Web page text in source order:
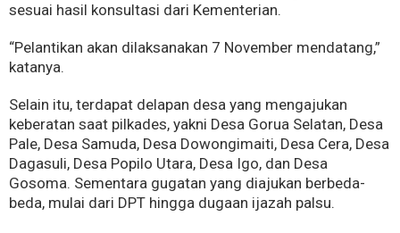
sesuai hasil konsultasi dari Kementerian.
“Pelantikan akan dilaksanakan 7 November mendatang,”
katanya.
Selain itu, terdapat delapan desa yang mengajukan
keberatan saat pilkades, yakni Desa Gorua Selatan, Desa
Pale, Desa Samuda, Desa Dowongimaiti, Desa Cera, Desa
Dagasuli, Desa Popilo Utara, Desa Igo, dan Desa
Gosoma. Sementara gugatan yang diajukan berbeda-
beda, mulai dari DPT hingga dugaan ijazah palsu.